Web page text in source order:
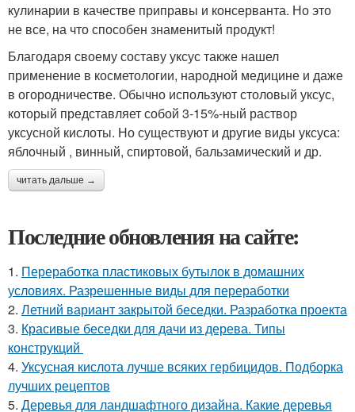
кулинарии в качестве приправы и консерванта. Но это
не все, на что способен знаменитый продукт!
Благодаря своему составу уксус также нашел
применение в косметологии, народной медицине и даже
в огородничестве. Обычно используют столовый уксус,
который представляет собой 3-15%-ный раствор
уксусной кислоты. Но существуют и другие виды уксуса:
яблочный , винный, спиртовой, бальзамический и др.
читать дальше →
Последние обновления на сайте:
1. Переработка пластиковых бутылок в домашних
условиях. Разрешенные виды для переработки
2. Летний вариант закрытой беседки. Разработка проекта
3. Красивые беседки для дачи из дерева. Типы
конструкций
4. Уксусная кислота лучше всяких гербицидов. Подборка
лучших рецептов
5. Деревья для ландшафтного дизайна. Какие деревья